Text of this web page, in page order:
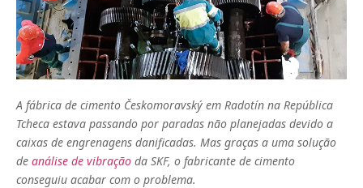
A fábrica de cimento Českomoravský em Radotín na República
Tcheca estava passando por paradas não planejadas devido a
caixas de engrenagens danificadas. Mas graças a uma solução
de análise de vibração da SKF, o fabricante de cimento
conseguiu acabar com o problema.